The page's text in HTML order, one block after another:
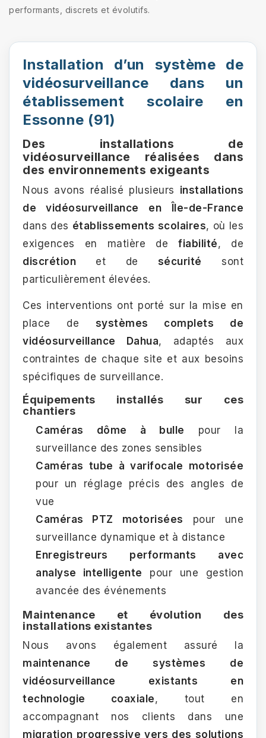
performants, discrets et évolutifs.
Installation d’un système de
vidéosurveillance dans un
établissement scolaire en
Essonne (91)
Des installations de
vidéosurveillance réalisées dans
des environnements exigeants
Nous avons réalisé plusieurs installations
de vidéosurveillance en Île-de-France
dans des établissements scolaires, où les
exigences en matière de fiabilité, de
discrétion et de sécurité sont
particulièrement élevées.
Ces interventions ont porté sur la mise en
place de systèmes complets de
vidéosurveillance Dahua, adaptés aux
contraintes de chaque site et aux besoins
spécifiques de surveillance.
Équipements installés sur ces
chantiers
Caméras dôme à bulle pour la
surveillance des zones sensibles
Caméras tube à varifocale motorisée
pour un réglage précis des angles de
vue
Caméras PTZ motorisées pour une
surveillance dynamique et à distance
Enregistreurs performants avec
analyse intelligente pour une gestion
avancée des événements
Maintenance et évolution des
installations existantes
Nous avons également assuré la
maintenance de systèmes de
vidéosurveillance existants en
technologie coaxiale, tout en
accompagnant nos clients dans une
migration progressive vers des solutions